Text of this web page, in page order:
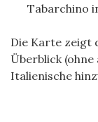
Tabarchino
Die Karte zeigt
Überblick
Italienische